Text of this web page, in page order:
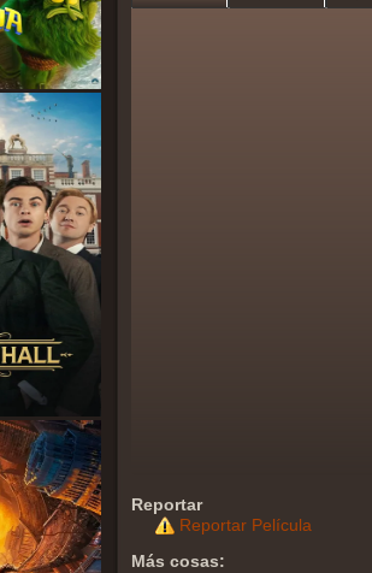
Reportar
Reportar Película
Más cosas: